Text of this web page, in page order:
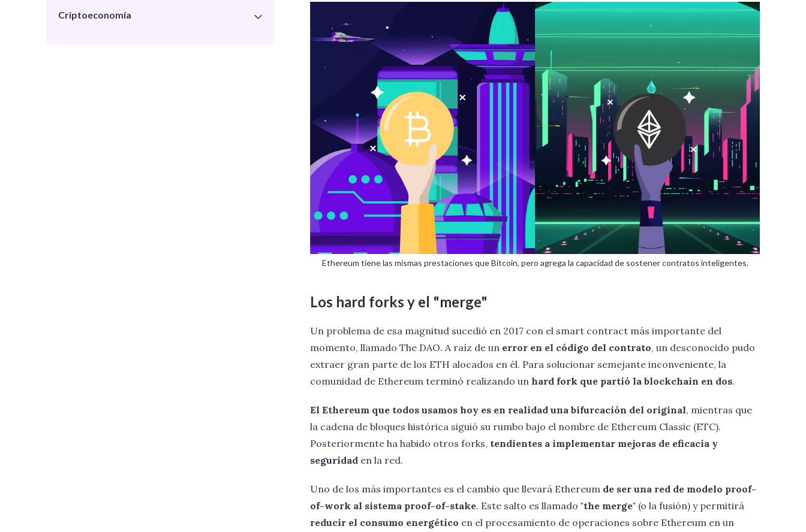
Seguridad en Ethereum
Criptoeconomía
Ethereum tiene las mismas prestaciones que Bitcoin, pero agrega la capacidad de sostener contratos inteligentes.
Los hard forks y el "merge"
Un problema de esa magnitud sucedió en 2017 con el smart contract más importante del
momento, llamado The DAO. A raíz de un error en el código del contrato, un desconocido pudo
extraer gran parte de los ETH alocados en él. Para solucionar semejante inconveniente, la
comunidad de Ethereum terminó realizando un hard fork que partió la blockchain en dos.
El Ethereum que todos usamos hoy es en realidad una bifurcación del original, mientras que
la cadena de bloques histórica siguió su rumbo bajo el nombre de Ethereum Classic (ETC).
Posteriormente ha habido otros forks, tendientes a implementar mejoras de eficacia y
seguridad en la red.
Uno de los más importantes es el cambio que llevará Ethereum de ser una red de modelo proof-
of-work al sistema proof-of-stake. Este salto es llamado "the merge" (o la fusión) y permitirá
reducir el consumo energético en el procesamiento de operaciones sobre Ethereum en un